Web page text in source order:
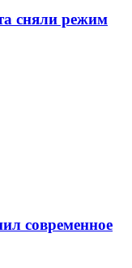
сняли режим
современное